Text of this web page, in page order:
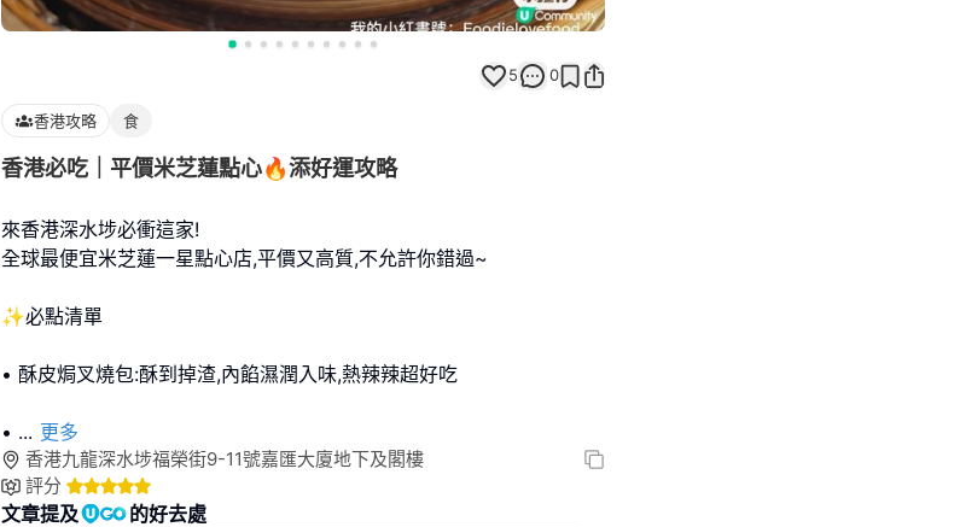
5 0
香港攻略 食
香港必吃｜平價米芝蓮點心🔥添好運攻略
來香港深水埗必衝這家!
全球最便宜米芝蓮一星點心店,平價又高質,不允許你錯過~
✨必點清單
• 酥皮焗叉燒包:酥到掉渣,內餡濕潤入味,熱辣辣超好吃
• ... 更多
香港九龍深水埗福榮街9-11號嘉匯大廈地下及閣樓
評分
文章提及 的好去處